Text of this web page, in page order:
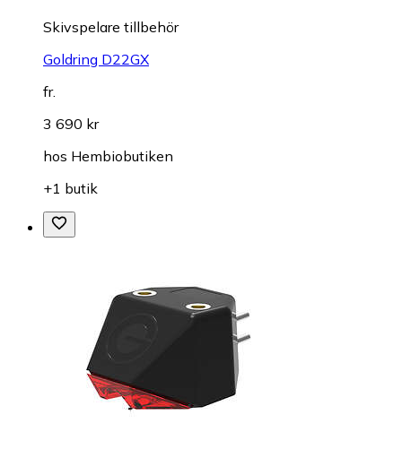
Skivspelare tillbehör
Goldring D22GX
fr.
3 690 kr
hos Hembiobutiken
+1 butik